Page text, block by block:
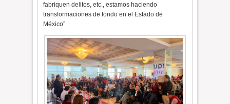
fabriquen delitos, etc., estamos haciendo
transformaciones de fondo en el Estado de
México”.